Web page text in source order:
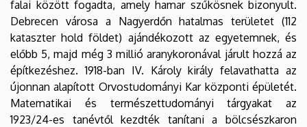
falai között fogadta, amely hamar szűkösnek bizonyult.
Debrecen városa a Nagyerdőn hatalmas területet (112
kataszter hold földet) ajándékozott az egyetemnek, és
előbb 5, majd még 3 millió aranykoronával járult hozzá az
építkezéshez. 1918-ban IV. Károly király felavathatta az
újonnan alapított Orvostudományi Kar központi épületét.
Matematikai és természettudományi tárgyakat az
1923/24-es tanévtől kezdték tanítani a bölcsészkaron